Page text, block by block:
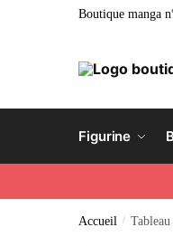
Boutique manga
Figurine
Accueil /